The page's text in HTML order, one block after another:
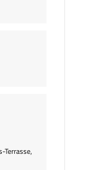
Terrasse,